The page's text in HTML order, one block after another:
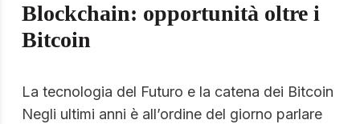
Blockchain: opportunità oltre i
Bitcoin
La tecnologia del Futuro e la catena dei Bitcoin
Negli ultimi anni è all’ordine del giorno parlare